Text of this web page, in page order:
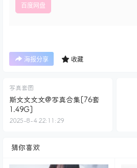
百度网盘
海报分享 收藏
写真套图
斯文文文文@写真合集[76套
1.49G]
2025-8-4 22:11:29
猜你喜欢